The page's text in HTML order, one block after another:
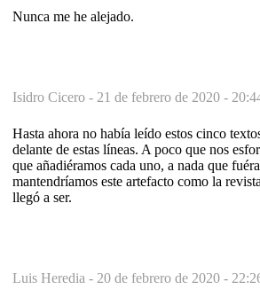
Nunca me he alejado.
Isidro Cicero - 21 de febrero de 2020 -
Hasta ahora no había leído estos cinco
delante de estas líneas. A poco que nos
que añadiéramos cada uno, a nada que
mantendríamos este artefacto como la
llegó a ser.
Luis Heredia - 20 de febrero de 2020 -